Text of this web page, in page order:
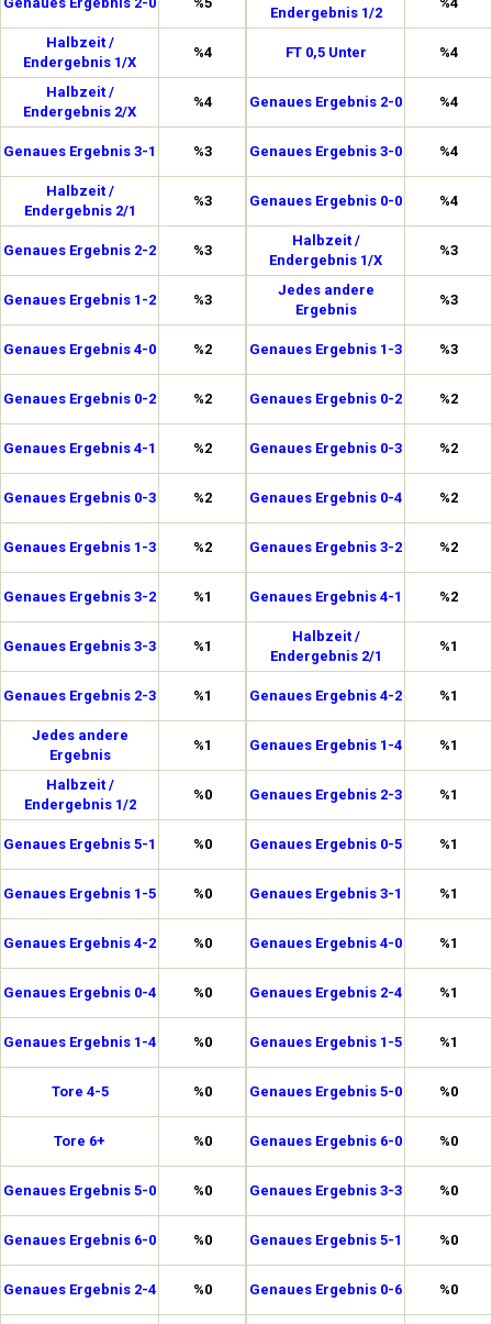
Halbzeit /
Endergebnis 1/X
%4
Halbzeit /
Endergebnis 2/X
%4
Genaues Ergebnis 3-1 %3
Halbzeit /
Endergebnis 2/1
%3
Genaues Ergebnis 2-2 %3
Genaues Ergebnis 1-2 %3
Genaues Ergebnis 4-0 %2
Genaues Ergebnis 0-2 %2
Genaues Ergebnis 4-1 %2
Genaues Ergebnis 0-3 %2
Genaues Ergebnis 1-3 %2
Genaues Ergebnis 3-2 %1
Genaues Ergebnis 3-3 %1
Genaues Ergebnis 2-3 %1
Jedes andere
Ergebnis
%1
Halbzeit /
Endergebnis 1/2
%0
Genaues Ergebnis 5-1 %0
Genaues Ergebnis 1-5 %0
Genaues Ergebnis 4-2 %0
Genaues Ergebnis 0-4 %0
Genaues Ergebnis 1-4 %0
Tore 4-5 %0
Tore 6+ %0
Genaues Ergebnis 5-0 %0
Genaues Ergebnis 6-0 %0
Genaues Ergebnis 2-4 %0
Endergebnis 1/2
FT 0,5 Unter %4
Genaues Ergebnis 2-0 %4
Genaues Ergebnis 3-0 %4
Genaues Ergebnis 0-0 %4
Halbzeit /
Endergebnis 1/X
%3
Jedes andere
Ergebnis
%3
Genaues Ergebnis 1-3 %3
Genaues Ergebnis 0-2 %2
Genaues Ergebnis 0-3 %2
Genaues Ergebnis 0-4 %2
Genaues Ergebnis 3-2 %2
Genaues Ergebnis 4-1 %2
Halbzeit /
Endergebnis 2/1
%1
Genaues Ergebnis 4-2 %1
Genaues Ergebnis 1-4 %1
Genaues Ergebnis 2-3 %1
Genaues Ergebnis 0-5 %1
Genaues Ergebnis 3-1 %1
Genaues Ergebnis 4-0 %1
Genaues Ergebnis 2-4 %1
Genaues Ergebnis 1-5 %1
Genaues Ergebnis 5-0 %0
Genaues Ergebnis 6-0 %0
Genaues Ergebnis 3-3 %0
Genaues Ergebnis 5-1 %0
Genaues Ergebnis 0-6 %0